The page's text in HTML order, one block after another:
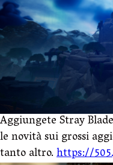
Aggiungete Stray
le novità sui grossi
tanto altro.https://